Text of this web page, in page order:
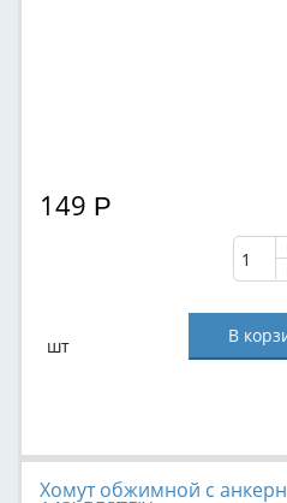
149 Р
шт
Хомут обжимной с